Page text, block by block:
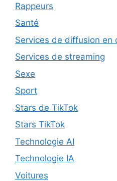
Rappeurs
Santé
Services de diffusion en
Services de streaming
Sexe
Sport
Stars de TikTok
Stars TikTok
Technologie AI
Technologie IA
Voitures